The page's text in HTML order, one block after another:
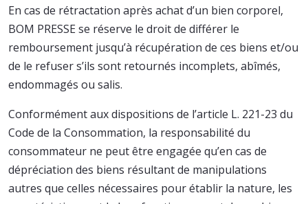
En cas de rétractation après achat d’un bien corporel,
BOM PRESSE se réserve le droit de différer le
remboursement jusqu’à récupération de ces biens et/ou
de le refuser s’ils sont retournés incomplets, abîmés,
endommagés ou salis.
Conformément aux dispositions de l’article L. 221-23 du
Code de la Consommation, la responsabilité du
consommateur ne peut être engagée qu’en cas de
dépréciation des biens résultant de manipulations
autres que celles nécessaires pour établir la nature, les